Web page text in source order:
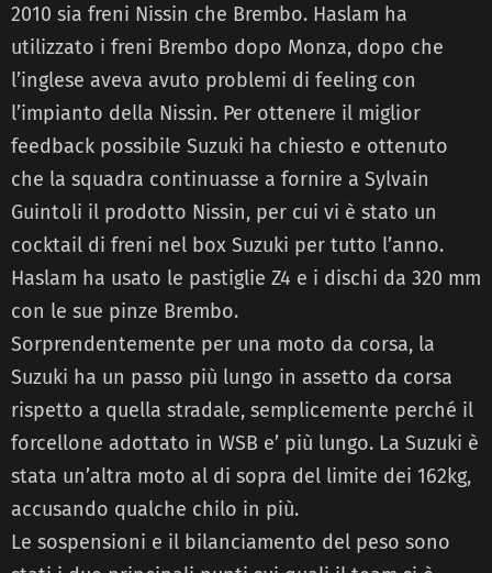
2010 sia freni Nissin che Brembo. Haslam ha
utilizzato i freni Brembo dopo Monza, dopo che
l’inglese aveva avuto problemi di feeling con
l’impianto della Nissin. Per ottenere il miglior
feedback possibile Suzuki ha chiesto e ottenuto
che la squadra continuasse a fornire a Sylvain
Guintoli il prodotto Nissin, per cui vi è stato un
cocktail di freni nel box Suzuki per tutto l’anno.
Haslam ha usato le pastiglie Z4 e i dischi da 320 mm
con le sue pinze Brembo.
Sorprendentemente per una moto da corsa, la
Suzuki ha un passo più lungo in assetto da corsa
rispetto a quella stradale, semplicemente perché il
forcellone adottato in WSB e’ più lungo. La Suzuki è
stata un’altra moto al di sopra del limite dei 162kg,
accusando qualche chilo in più.
Le sospensioni e il bilanciamento del peso sono